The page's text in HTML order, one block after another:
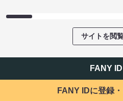
サイトを閲
FANY
FANY IDに登録